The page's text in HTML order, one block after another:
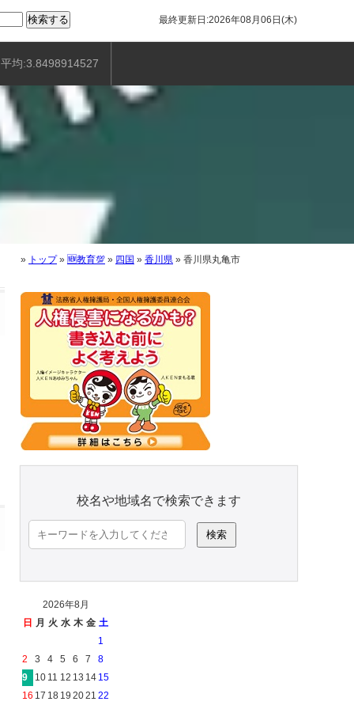
最終更新日:2026年08月06日(木)
平均:3.8498914527
» トップ» 🆕教育💯 » 四国 » 香川県 » 香川県丸亀市
校名や地域名で検索できます
検
索:
2026年8月
日 月 火 水 木 金 土
1
2
3 4 5 6 7
8
9
10 11 12 13 14 15
16 17 18 19 2021 22